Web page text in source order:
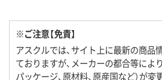
※ご注意【免責】
アスクルでは、サイト上に最新の商品
ておりますが、メーカーの都合等により
パッケージ、原材料、原産国など）が